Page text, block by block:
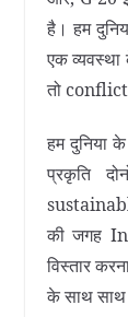
है। हम
एक
तो
हम दुनिया
प्रकृति
की जगह
विस्‍तार
के साथ